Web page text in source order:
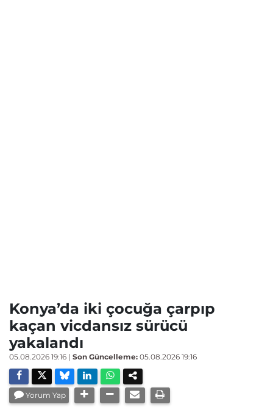
Konya’da iki çocuğa çarpıp
kaçan vicdansız sürücü
yakalandı
05.08.2026 19:16 | Son Güncelleme: 05.08.2026 19:16
Yorum Yap